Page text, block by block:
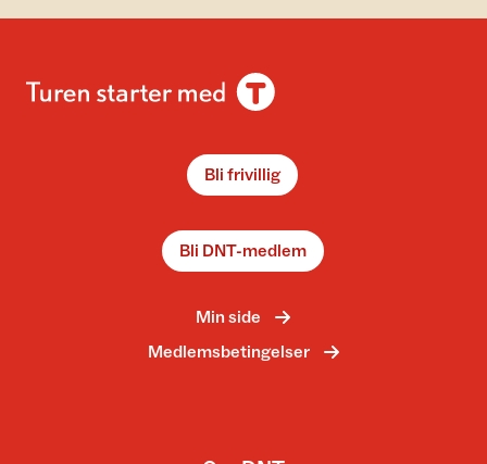
Bli frivillig
Bli DNT-medlem
Min side
Medlemsbetingelser